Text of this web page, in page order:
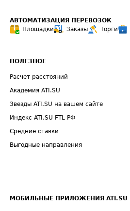
АВТОМАТИЗАЦИЯ ПЕРЕВОЗОК
Площадки
Заказы Торги
ПОЛЕЗНОЕ
Расчет расстояний
Академия ATI.SU
Звезды ATI.SU на вашем сайте
Индекс ATI.SU FTL РФ
Средние ставки
Выгодные направления
МОБИЛЬНЫЕ ПРИЛОЖЕНИЯ ATI.SU